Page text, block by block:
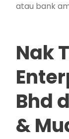
atau bank
Nak
Bhd
&